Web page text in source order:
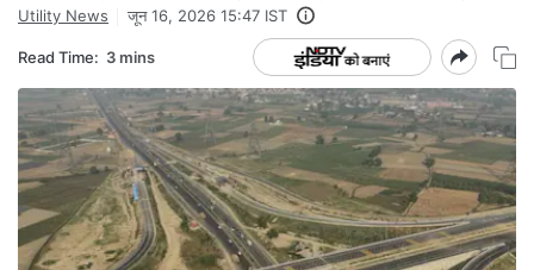
Utility News
जून 16, 2026 15:47 IST
Read Time: 3 mins